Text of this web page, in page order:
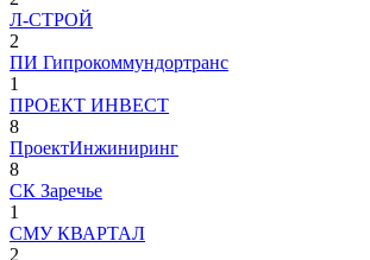
Л-СТРОЙ
2
ПИ Гипрокоммундортранс
1
ПРОЕКТ ИНВЕСТ
8
ПроектИнжиниринг
8
СК Заречье
1
СМУ КВАРТАЛ
2